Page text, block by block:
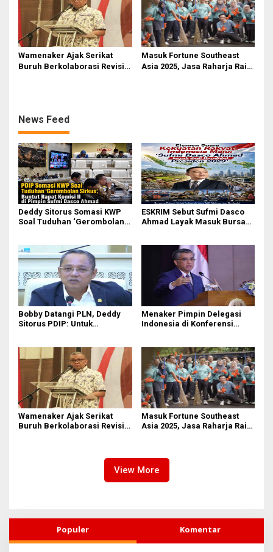
Wamenaker Ajak Serikat
Buruh Berkolaborasi Revisi
Masuk Fortune Southeast
Asia 2025, Jasa Raharja Raih
News Feed
Deddy Sitorus Somasi KWP
Soal Tuduhan ‘Gerombolan
Ahmad
ESKRIM Sebut Sufmi Dasco
Ahmad Layak Masuk Bursa
Bobby Datangi PLN, Deddy
Sitorus PDIP: Untuk
Menaker Pimpin Delegasi
Indonesia di Konferensi
Wamenaker Ajak Serikat
Buruh Berkolaborasi Revisi
Masuk Fortune Southeast
Asia 2025, Jasa Raharja Raih
View More
Populer Komentar